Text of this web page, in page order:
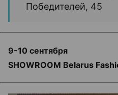
Победителей, 45
9-10 сентября
SHOWROOM Belarus